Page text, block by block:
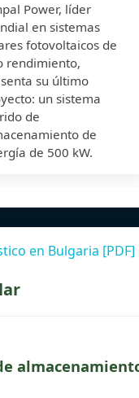
Power, líder
en sistemas
fotovoltaicos de
rendimiento,
su último
un sistema
de
de
de 500 kW.
en Bulgaria [PDF]